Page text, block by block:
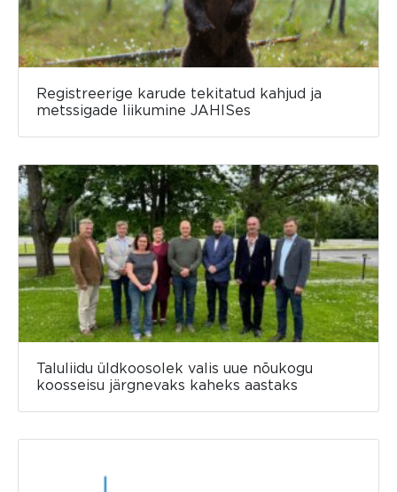
Registreerige karude tekitatud kahjud ja
metssigade liikumine JAHISes
Taluliidu üldkoosolek valis uue nõukogu
koosseisu järgnevaks kaheks aastaks